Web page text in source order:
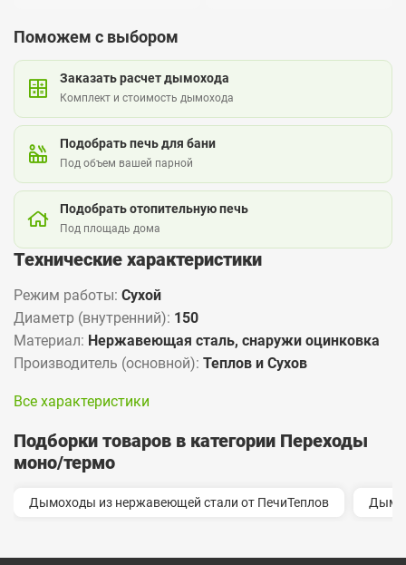
Поможем с выбором
Заказать расчет дымохода
Комплект и стоимость дымохода
Подобрать печь для бани
Под объем вашей парной
Подобрать отопительную печь
Под площадь дома
Технические характеристики
Режим работы: Сухой
Диаметр (внутренний): 150
Материал: Нержавеющая сталь, снаружи оцинковка
Производитель (основной): Теплов и Сухов
Все характеристики
Подборки товаров в категории Переходы
моно/термо
Дымоходы из нержавеющей стали от ПечиТеплов